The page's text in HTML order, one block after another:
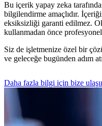
Bu içerik yapay zeka
bilgilendirme amaçlıdır.
eksiksizliği garanti edilmez.
kullanmadan önce
Siz de işletmenize özel bir
ve geleceğe bugünden adım
Daha fazla bilgi için bize